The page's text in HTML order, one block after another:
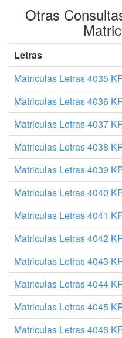
Otras
Letras
Matriculas Letras 4035
Matriculas Letras 4036
Matriculas Letras 4037
Matriculas Letras 4038
Matriculas Letras 4039
Matriculas Letras 4040
Matriculas Letras 4041
Matriculas Letras 4042
Matriculas Letras 4043
Matriculas Letras 4044
Matriculas Letras 4045
Matriculas Letras 4046